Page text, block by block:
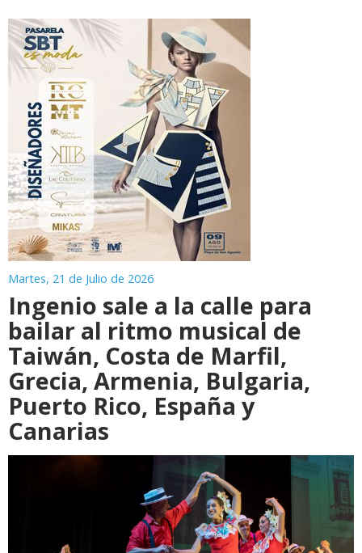
Martes, 21 de Julio de 2026
Ingenio sale a la calle para
bailar al ritmo musical de
Taiwán, Costa de Marfil,
Grecia, Armenia, Bulgaria,
Puerto Rico, España y
Canarias